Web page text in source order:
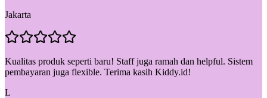
Jakarta
Kualitas produk seperti baru! Staff juga ramah dan helpful. Sistem
pembayaran juga flexible. Terima kasih Kiddy.id!
L